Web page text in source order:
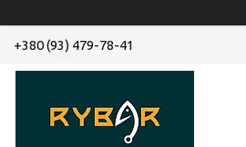
+380 (93) 479-78-41